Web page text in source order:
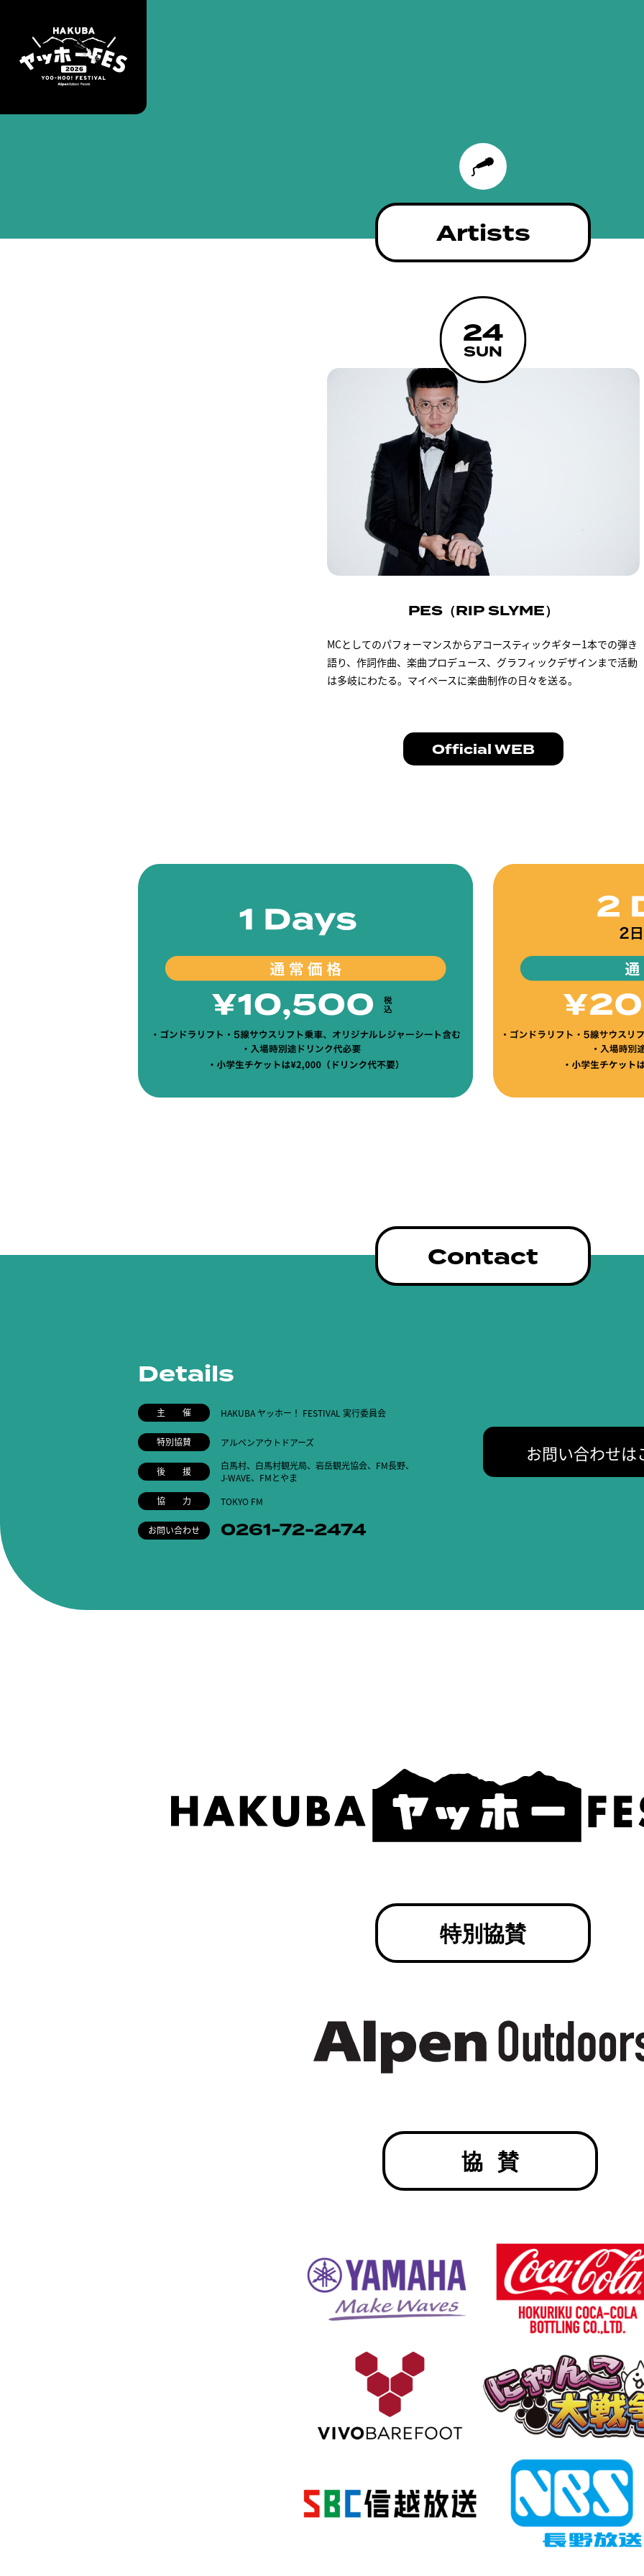
Artists
24
SUN
PES（RIP SLYME）
MCとしてのパフォーマンスからアコースティックギター1本での弾き
語り、作詞作曲、楽曲プロデュース、グラフィックデザインまで活動
は多岐にわたる。マイペースに楽曲制作の日々を送る。
Official WEB
Contact
Details
主 催 HAKUBA ヤッホー！ FESTIVAL 実行委員会
特別協賛 アルペンアウトドアーズ
後 援
白馬村、白馬村観光局、岩岳観光協会、FM長野、
J-WAVE、FMとやま
協 力
TOKYO FM
お問い合わせ 0261-72-2474
お問い合わせは
特別協賛
協賛